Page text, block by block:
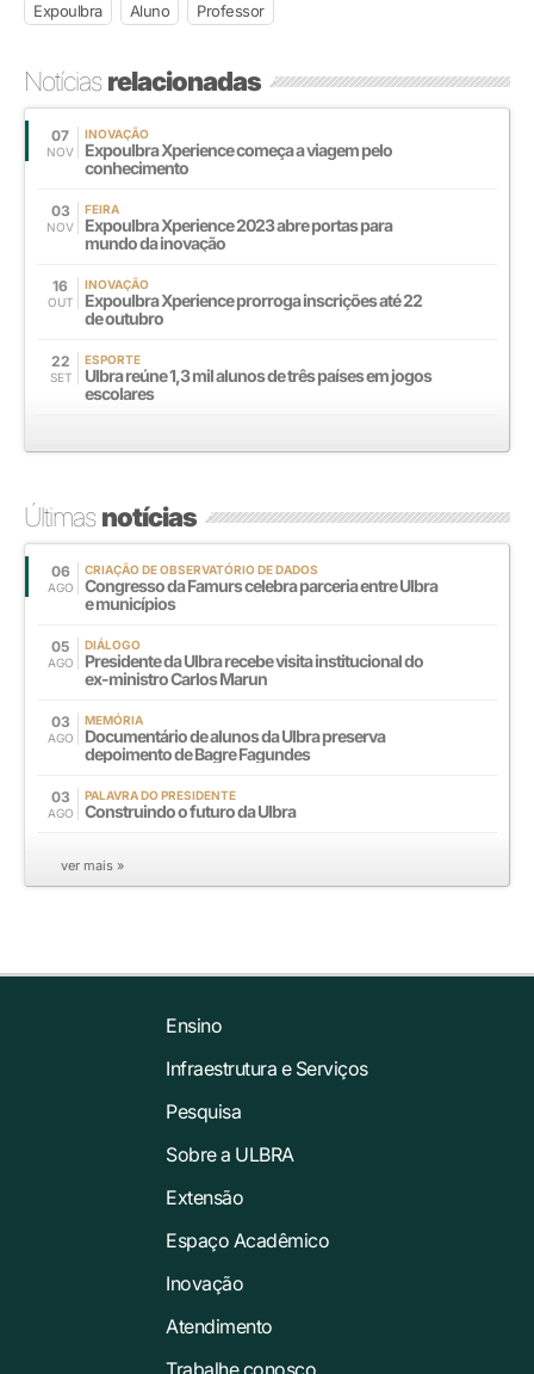
Expoulbra Aluno Professor
Notíciasrelacionadas
07
NOV
INOVAÇÃO
Expoulbra Xperience começa a viagem pelo
conhecimento
03
NOV
FEIRA
Expoulbra Xperience 2023 abre portas para
mundo da inovação
16
OUT
INOVAÇÃO
Expoulbra Xperience prorroga inscrições até 22
de outubro
22
SET
ESPORTE
Ulbra reúne 1,3 mil alunos de três países em jogos
escolares
Últimasnotícias
06
AGO
CRIAÇÃO DE OBSERVATÓRIO DE DADOS
Congresso da Famurs celebra parceria entre Ulbra
e municípios
05
AGO
DIÁLOGO
Presidente da Ulbra recebe visita institucional do
ex-ministro Carlos Marun
03
AGO
MEMÓRIA
Documentário de alunos da Ulbra preserva
depoimento de Bagre Fagundes
03
AGO
PALAVRA DO PRESIDENTE
Construindo o futuro da Ulbra
ver mais »
Ensino
Infraestrutura e Serviços
Pesquisa
Sobre a ULBRA
Extensão
Espaço Acadêmico
Inovação
Atendimento